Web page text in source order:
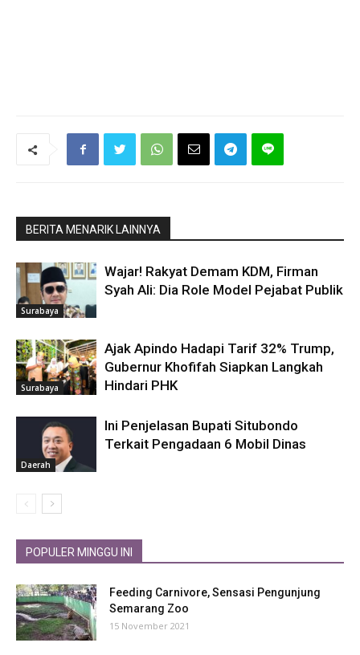
BERITA MENARIK LAINNYA
Surabaya
Wajar! Rakyat Demam KDM, Firman
Syah Ali: Dia Role Model Pejabat Publik
Surabaya
Ajak Apindo Hadapi Tarif 32% Trump,
Gubernur Khofifah Siapkan Langkah
Hindari PHK
Daerah
Ini Penjelasan Bupati Situbondo
Terkait Pengadaan 6 Mobil Dinas
POPULER MINGGU INI
Feeding Carnivore, Sensasi Pengunjung
Semarang Zoo
15 November 2021